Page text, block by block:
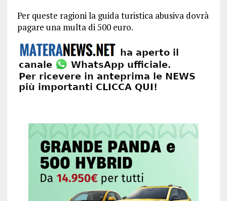
Per queste ragioni la guida turistica abusiva dovrà
pagare una multa di 500 euro.